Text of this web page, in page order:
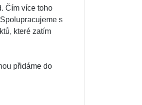
Čím více toho
s
které zatím
přidáme do